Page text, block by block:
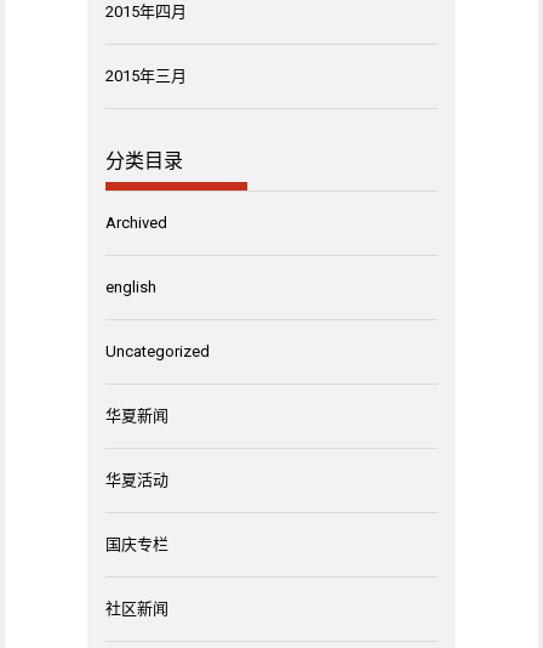
2015年四月
2015年三月
分类目录
Archived
english
Uncategorized
华夏新闻
华夏活动
国庆专栏
社区新闻